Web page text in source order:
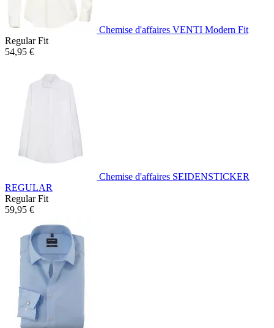
Chemise d'affaires VENTI Modern Fit
Regular Fit
54,95 €
Chemise d'affaires SEIDENSTICKER
REGULAR
Regular Fit
59,95 €